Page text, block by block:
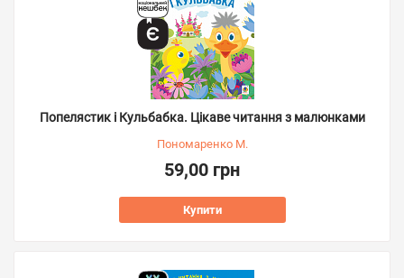
Попелястик і Кульбабка. Цікаве читання з малюнками
Пономаренко М.
59,00 грн
Купити